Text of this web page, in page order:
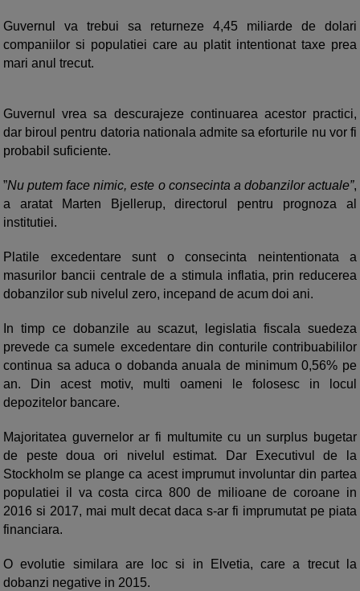
Guvernul va trebui sa returneze 4,45 miliarde de dolari
companiilor si populatiei care au platit intentionat taxe prea
mari anul trecut.
Guvernul vrea sa descurajeze continuarea acestor practici,
dar biroul pentru datoria nationala admite sa eforturile nu vor fi
probabil suficiente.
”Nu putem face nimic, este o consecinta a dobanzilor actuale”,
a aratat Marten Bjellerup, directorul pentru prognoza al
institutiei.
Platile excedentare sunt o consecinta neintentionata a
masurilor bancii centrale de a stimula inflatia, prin reducerea
dobanzilor sub nivelul zero, incepand de acum doi ani.
In timp ce dobanzile au scazut, legislatia fiscala suedeza
prevede ca sumele excedentare din conturile contribuabililor
continua sa aduca o dobanda anuala de minimum 0,56% pe
an. Din acest motiv, multi oameni le folosesc in locul
depozitelor bancare.
Majoritatea guvernelor ar fi multumite cu un surplus bugetar
de peste doua ori nivelul estimat. Dar Executivul de la
Stockholm se plange ca acest imprumut involuntar din partea
populatiei il va costa circa 800 de milioane de coroane in
2016 si 2017, mai mult decat daca s-ar fi imprumutat pe piata
financiara.
O evolutie similara are loc si in Elvetia, care a trecut la
dobanzi negative in 2015.